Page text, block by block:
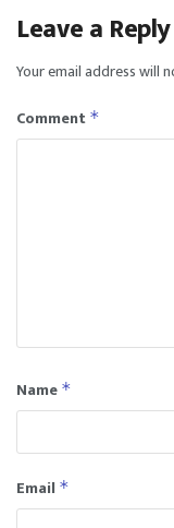
Leave a Reply
Your email address will
Comment *
Name *
Email *